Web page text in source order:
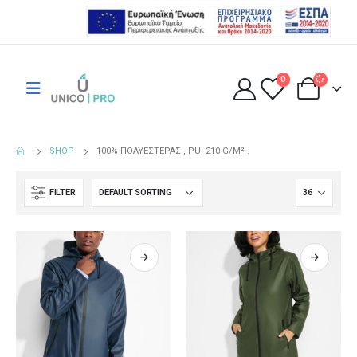
0
SHOP 100% ΠΟΛΥΕΣΤΈΡΑΣ , PU, 210 G/M² .
FILTER